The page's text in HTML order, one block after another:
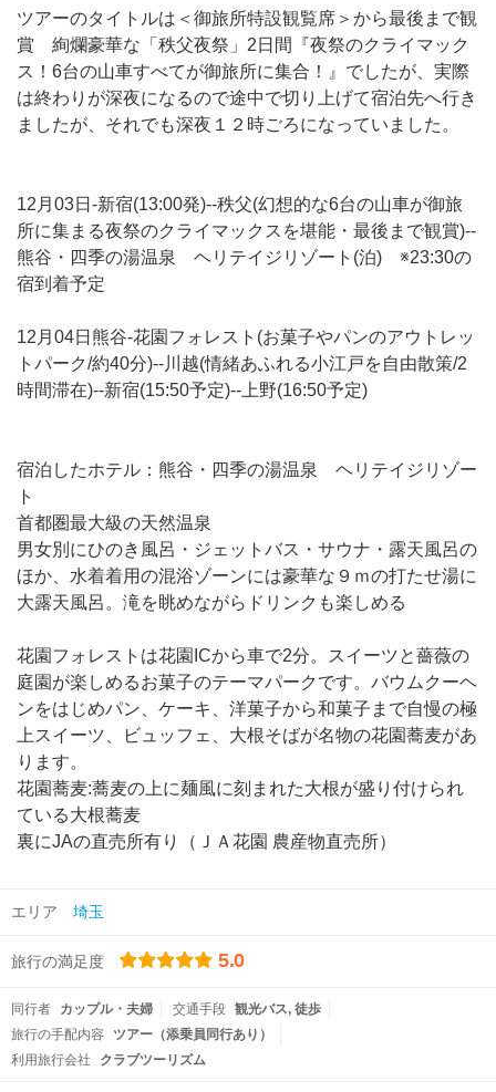
ツアーのタイトルは＜御旅所特設観覧席＞から最後まで観
賞 絢爛豪華な「秩父夜祭」2日間『夜祭のクライマック
ス！6台の山車すべてが御旅所に集合！』でしたが、実際
は終わりが深夜になるので途中で切り上げて宿泊先へ行き
ましたが、それでも深夜１２時ごろになっていました。
12月03日-新宿(13:00発)--秩父(幻想的な6台の山車が御旅
所に集まる夜祭のクライマックスを堪能・最後まで観賞)--
熊谷・四季の湯温泉 ヘリテイジリゾート(泊) ※23:30の
宿到着予定
12月04日熊谷-花園フォレスト(お菓子やパンのアウトレッ
トパーク/約40分)--川越(情緒あふれる小江戸を自由散策/2
時間滞在)--新宿(15:50予定)--上野(16:50予定)
宿泊したホテル：熊谷・四季の湯温泉 ヘリテイジリゾー
ト
首都圏最大級の天然温泉
男女別にひのき風呂・ジェットバス・サウナ・露天風呂の
ほか、水着着用の混浴ゾーンには豪華な９ｍの打たせ湯に
大露天風呂。滝を眺めながらドリンクも楽しめる
花園フォレストは花園ICから車で2分。スイーツと薔薇の
庭園が楽しめるお菓子のテーマパークです。バウムクーヘ
ンをはじめパン、ケーキ、洋菓子から和菓子まで自慢の極
上スイーツ、ビュッフェ、大根そばが名物の花園蕎麦があ
ります。
花園蕎麦:蕎麦の上に麺風に刻まれた大根が盛り付けられ
ている大根蕎麦
裏にJAの直売所有り（ＪＡ花園 農産物直売所）
エリア 埼玉
旅行の満足度 5.0
同行者 カップル・夫婦 交通手段 観光バス 徒歩
旅行の手配内容
ツアー（添乗員同行あり）
利用旅行会社
クラブツーリズム